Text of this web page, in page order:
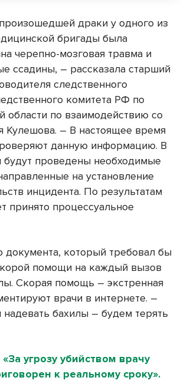
драки у одного из
бригады была
черепно-мозговая травма и
ссадины, – рассказала старший
следственного
комитета РФ по
области по взаимодействию со
Кулешова. – В настоящее время
данную информацию. В
будут проведены необходимые
на установление
инцидента. По результатам
принято процессуальное
документа, который требовал бы
помощи на каждый вызов
Скорая помощь – экстренная
врачи в интернете. –
бахилы – будем терять
«За угрозу убийством врачу
к реальному сроку».